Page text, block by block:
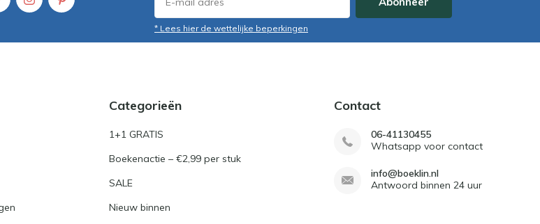
* Lees hier de wettelijke beperkingen
Categorieën
1+1 GRATIS
Boekenactie – €2,99 per stuk
SALE
Nieuw binnen
Contact
06-41130455
Whatsapp voor contact
info@boeklin.nl
Antwoord binnen 24 uur